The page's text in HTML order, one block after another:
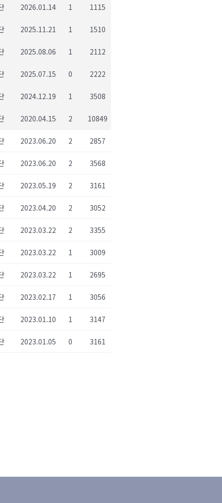
2026.01.14 1 1115
2025.11.21 1 1510
2025.08.06 1 2112
2025.07.15 0 2222
2024.12.19 1 3508
2020.04.15 2 10849
2023.06.20 2 2857
2023.06.20 2 3568
2023.05.19 2 3161
2023.04.20 2 3052
2023.03.22 2 3355
2023.03.22 1 3009
2023.03.22 1 2695
2023.02.17 1 3056
2023.01.10 1 3147
2023.01.05 0 3161